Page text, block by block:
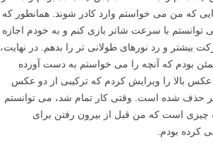
من حدود ۳۰ دقیقه زودتر به آنجا رسیدم، بنابراین دِرون (drone) را بالا بردم،
درآوردم و قبل از این که باتری آن تمام شود چند
به پایین برگرداندم و عکس هایی که گرفته بودم
آن زوایا راضی بودم و تصمیم گرفتم از آن زاویه
عکس در آن گرفته شده بود و جایی که اشیاء
به خاطر سپردم، بنابراین توانستم دِرون را دوباره
قرار دهم.
بود که من نیاز داشتم تا تصویر درون ذهنم را